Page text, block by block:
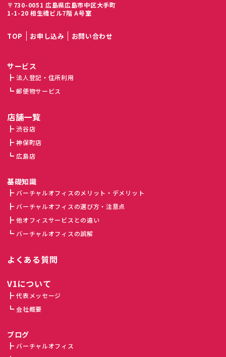
〒730-0051 広島県広島市中区大手町
1-1-20 相生橋ビル7階 A号室
TOP お申し込み お問い合わせ
サービス
法人登記・住所利用
郵便物サービス
店舗一覧
渋谷店
神保町店
広島店
基礎知識
バーチャルオフィスのメリット・デメリット
バーチャルオフィスの選び方・注意点
他オフィスサービスとの違い
バーチャルオフィスの誤解
よくある質問
V1について
代表メッセージ
会社概要
ブログ
バーチャルオフィス